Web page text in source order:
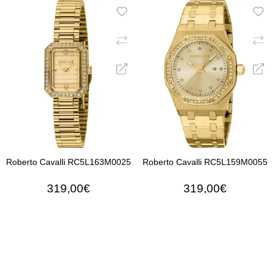
Roberto Cavalli RC5L163M0025
319,00€
Roberto Cavalli RC5L159M0055
319,00€